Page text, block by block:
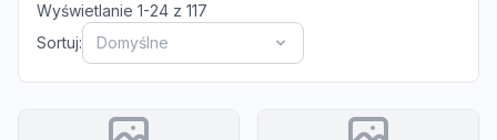
Wyświetlanie 1-24 z 117
Sortuj:
Domyślne